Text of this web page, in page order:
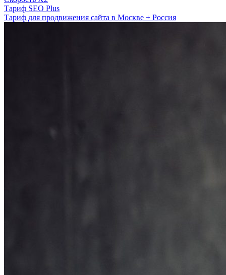
Тариф SEO Plus
Тариф для продвижения сайта в Москве + Россия